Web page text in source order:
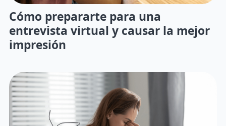
Cómo prepararte para una
entrevista virtual y causar la mejor
impresión